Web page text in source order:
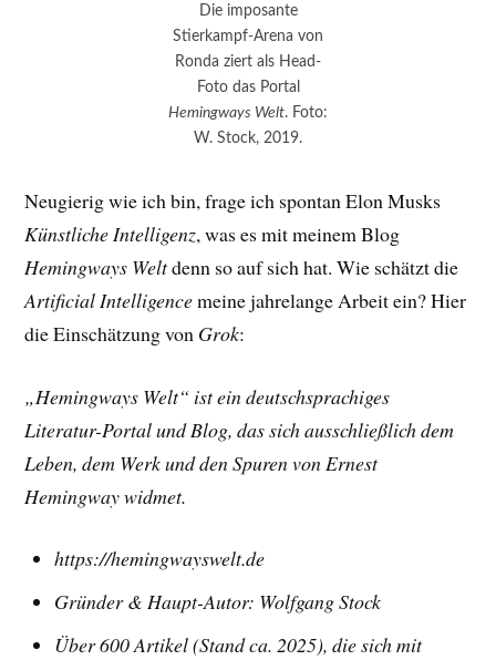
Die imposante
Stierkampf-Arena von
Ronda ziert als Head-
Foto das Portal
Hemingways Welt. Foto:
W. Stock, 2019.
Neugierig wie ich bin, frage ich spontan Elon Musks
Künstliche Intelligenz, was es mit meinem Blog
Hemingways Weltdenn so auf sich hat. Wie schätzt die
Artificial Intelligencemeine jahrelange Arbeit ein? Hier
die Einschätzung von Grok:
„Hemingways Welt“ ist ein deutschsprachiges
Literatur-Portal und Blog, das sich ausschließlich dem
Leben, dem Werk und den Spuren von Ernest
Hemingway widmet.
https://hemingwayswelt.de
Gründer & Haupt-Autor: Wolfgang Stock
Über 600 Artikel (Stand ca. 2025), die sich mit